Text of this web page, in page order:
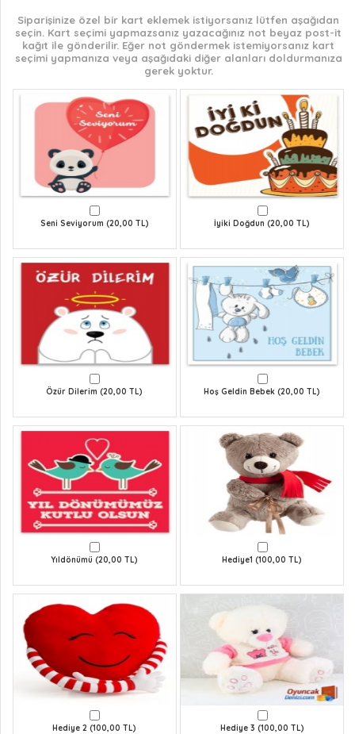
Siparişinize özel bir kart eklemek istiyorsanız lütfen aşağıdan
seçin. Kart seçimi yapmazsanız yazacağınız not beyaz post-it
kağıt ile gönderilir. Eğer not göndermek istemiyorsanız kart
seçimi yapmanıza veya aşağıdaki diğer alanları doldurmanıza
gerek yoktur.
Seni Seviyorum (20,00 TL) İyiki Doğdun (20,00 TL)
Özür Dilerim (20,00 TL) Hoş Geldin Bebek (20,00 TL)
Yıldönümü (20,00 TL) Hediye1 (100,00 TL)
Hediye 2 (100,00 TL) Hediye 3 (100,00 TL)